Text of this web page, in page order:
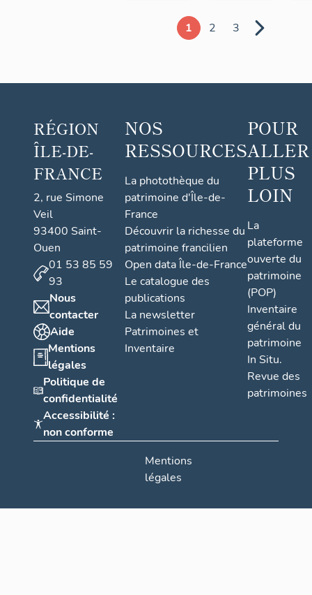
de
papiers
1 2 3
RÉGION
ÎLE-DE-
FRANCE
2, rue Simone
Veil
93400 Saint-
Ouen
01 53 85 59
93
Nous
contacter
Aide
Mentions
légales
Politique de
confidentialité
Accessibilité :
non conforme
NOS
RESSOURCES
La photothèque du
patrimoine d'Île-de-
France
Découvrir la richesse du
patrimoine francilien
Open data Île-de-France
Le catalogue des
publications
La newsletter
Patrimoines et
Inventaire
POUR
ALLER
PLUS
LOIN
La
plateforme
ouverte du
patrimoine
(POP)
Inventaire
général du
patrimoine
In Situ.
Revue des
patrimoines
Mentions
légales